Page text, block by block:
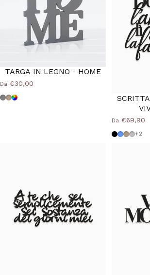
TARGA IN LEGNO - HOME
Da €30,00
Grigio
Tortora
Colore Personalizzato
Da €69,90
Nero
Azzurro
Tortora
+2